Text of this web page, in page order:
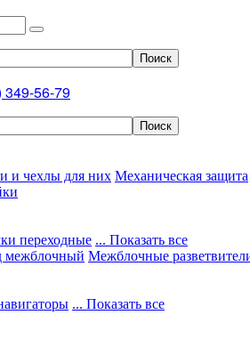
349-56-79
и чехлы для них Механическая защита
переходные ... Показать все
межблочный Межблочные
... Показать все